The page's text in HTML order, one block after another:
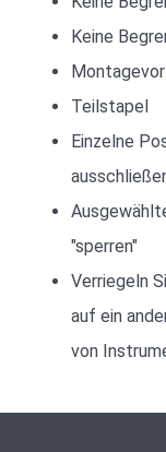
Keine
Teilstapel
Einzelne
"sperren"
Verriegeln
auf ein
von